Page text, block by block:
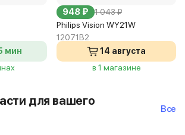
мин
948 ₽ 1 043 ₽
Philips Vision WY21W
12071B2
14 августа
в 1 магазине
для вашего
Все